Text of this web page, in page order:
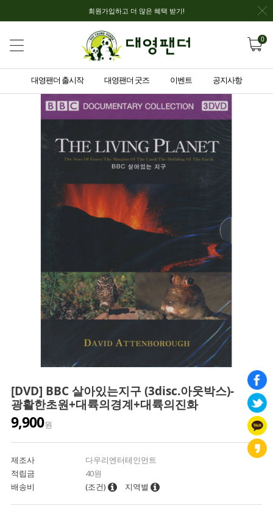
회원가입하고 더 많은 혜택 받기!
0
대영팬더 출시작 대영팬더 굿즈 이벤트 공지사항
[DVD] BBC 살아있는지구 (3disc.아웃박스)-
광활한초원+대륙의경계+대륙의진화
9,900원
제조사
다우리엔터테인먼트
적립금
40원
배송비
(조건) 지역별